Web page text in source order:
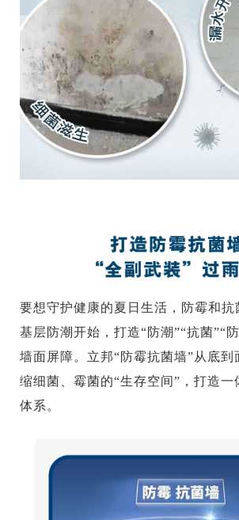
要想守护健康的夏日生活，防霉和抗
基层防潮开始，打造“防潮”“抗菌”“
墙面屏障。立邦“防霉抗菌墙”从底到
缩细菌、霉菌的“生存空间”，打造一
体系。